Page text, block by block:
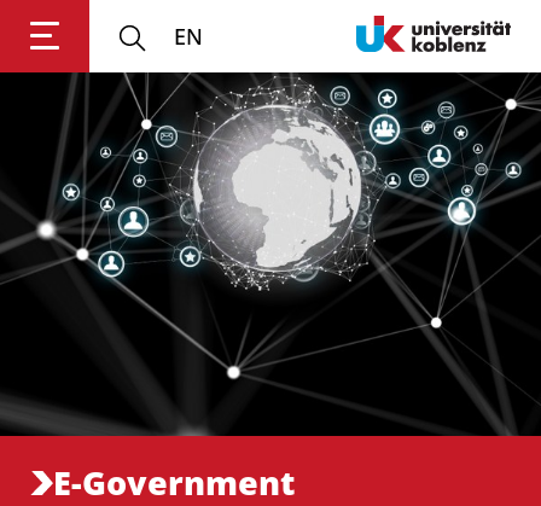
Anmelden Impressum Datenschutz
EN
E-Government